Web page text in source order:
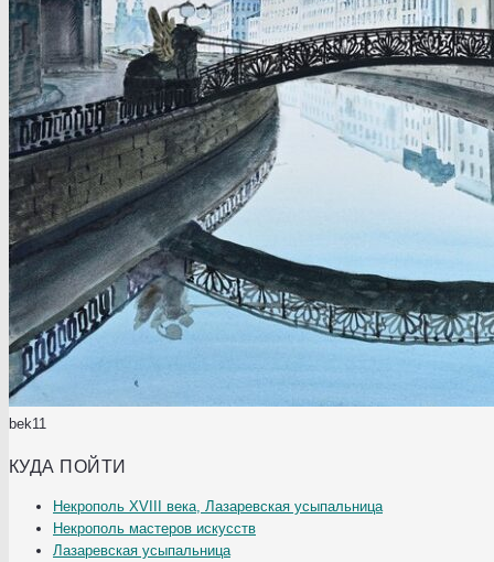
bek11
КУДА ПОЙТИ
Некрополь XVIII века, Лазаревская усыпальница
Некрополь мастеров искусств
Лазаревская усыпальница